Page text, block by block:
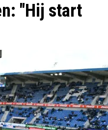
"Hij start